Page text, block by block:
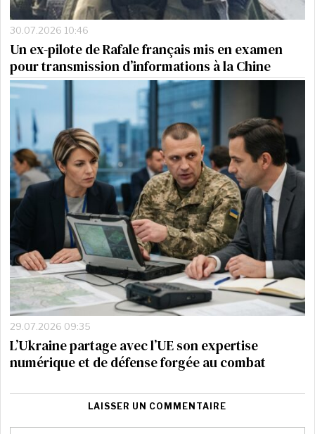
30.07.2026 10:46
Un ex-pilote de Rafale français mis en examen
pour transmission d’informations à la Chine
29.07.2026 09:35
L’Ukraine partage avec l’UE son expertise
numérique et de défense forgée au combat
LAISSER UN COMMENTAIRE